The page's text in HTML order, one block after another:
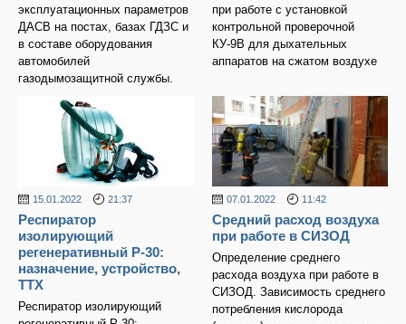
эксплуатационных параметров
ДАСВ на постах, базах ГДЗС и
в составе оборудования
автомобилей
газодымозащитной службы.
при работе с установкой
контрольной проверочной
КУ-9В для дыхательных
аппаратов на сжатом воздухе
15.01.2022 21:37
Респиратор
изолирующий
регенеративный Р-30:
назначение, устройство,
ТТХ
Респиратор изолирующий
07.01.2022 11:42
Средний расход воздуха
при работе в СИЗОД
Определение среднего
расхода воздуха при работе в
СИЗОД. Зависимость среднего
потребления кислорода